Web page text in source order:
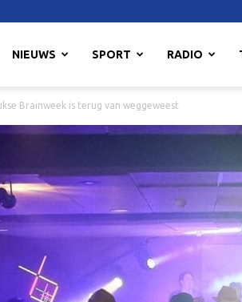
NIEUWS SPORT RADIO
Brainweek is terug van weggeweest